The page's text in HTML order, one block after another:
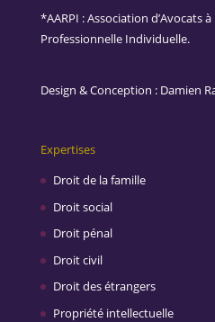
*AARPI : Association d’Avocats
Professionnelle Individuelle.
Design & Conception : Damien
Expertises
Droit de la famille
Droit social
Droit pénal
Droit civil
Droit des étrangers
Propriété intellectuelle